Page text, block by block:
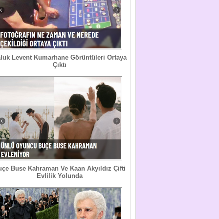
Levent Kumarhane Görüntüleri Ortaya
Çıktı
Buse Kahraman Ve Kaan Akyıldız Çifti
Evlilik Yolunda